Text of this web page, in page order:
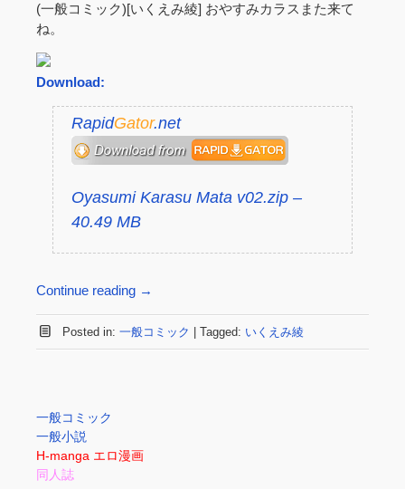
(一般コミック)[いくえみ綾] おやすみカラスまた来て
ね。
Download:
RapidGator.net
Oyasumi Karasu Mata v02.zip –
40.49 MB
Continue reading →
Posted in: 一般コミック Tagged: いくえみ綾
一般コミック
一般小説
H-manga エロ漫画
同人誌